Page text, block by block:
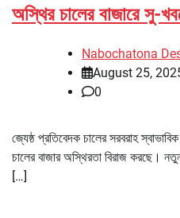
অস্থির চালের বাজারে সু-
Nabochatona
August 25,
0
জ্যেষ্ঠ প্রতিবেদক চালের সরবরাহ
চালের বাজার অস্থিরতা বিরাজ করছে।
[…]